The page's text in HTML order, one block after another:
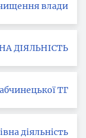
Очищення влади
РЕГУЛЯТОРНА ДІЯЛЬНІСТЬ
ТГ
діяльність